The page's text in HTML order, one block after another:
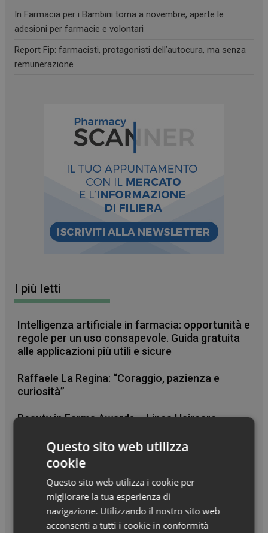
In Farmacia per i Bambini torna a novembre, aperte le
adesioni per farmacie e volontari
Report Fip: farmacisti, protagonisti dell’autocura, ma senza
remunerazione
I più letti
Intelligenza artificiale in farmacia: opportunità e
regole per un uso consapevole. Guida gratuita
alle applicazioni più utili e sicure
Raffaele La Regina: “Coraggio, pazienza e
curiosità”
Beauty in Farma Awards – Linea Haircare
Zanzare & West Nile virus, prevenzione prima di
Turisti stranieri in farmacia, come essere
sempre pronti all’accoglienza
Questo sito web utilizza
cookie
Questo sito web utilizza i cookie per
migliorare la tua esperienza di
navigazione. Utilizzando il nostro sito web
acconsenti a tutti i cookie in conformità